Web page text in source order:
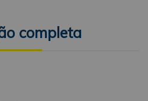
completa